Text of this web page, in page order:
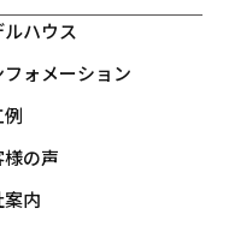
ルハウス
フォメーション
様の声
案内